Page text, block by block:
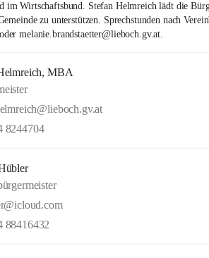
im Wirtschaftsbund. Stefan Helmreich lädt die
zu unterstützen. Sprechstunden nach
melanie.brandstaetter@lieboch.gv.at.
MBA
8244704
88416432